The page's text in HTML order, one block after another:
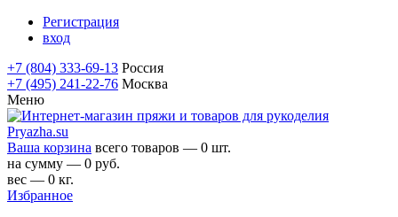
Регистрация
вход
+7 (804) 333-69-13 Россия
+7 (495) 241-22-76 Москва
Меню
Ваша корзина всего товаров — 0 шт.
на сумму — 0 руб.
вес — 0 кг.
Избранное